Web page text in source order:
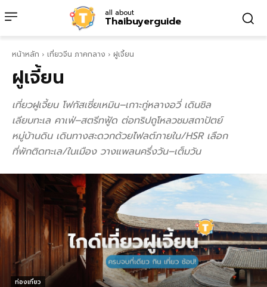
all about
Thaibuyerguide
หน้าหลัก เที่ยวจีน ภาคกลาง ฝูเจี้ยน
ฝูเจี้ยน
เที่ยวฝูเจี้ยน โฟกัสเซี่ยเหมิน–เกาะกู่หลางอวี่ เดินชิล
เลียบทะเล คาเฟ่–สตรีทฟู้ด ต่อทริปถูโหลวชมสถาปัตย์
หมู่บ้านดิน เดินทางสะดวกด้วยไฟลต์ภายใน/HSR เลือก
ที่พักติดทะเล/ในเมือง วางแพลนครึ่งวัน–เต็มวัน
ท่องเที่ยว